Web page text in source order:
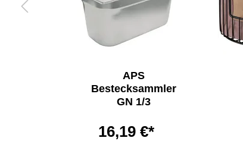
APS
Bestecksammler
GN 1/3
16,19 €*